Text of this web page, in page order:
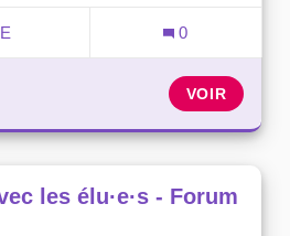
0
VOIR
les élu·e·s - Forum